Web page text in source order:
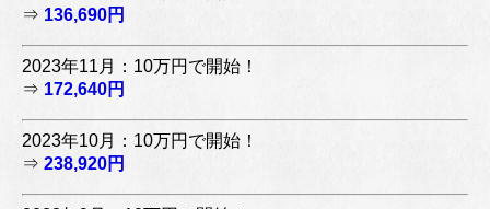
⇒ 136,690円
2023年11月：10万円で開始！
⇒ 172,640円
2023年10月：10万円で開始！
⇒ 238,920円